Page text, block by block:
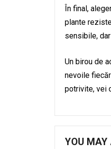
În final,
plante
sensibile,
Un birou de
nevoile
potrivite, vei
YOU MAY